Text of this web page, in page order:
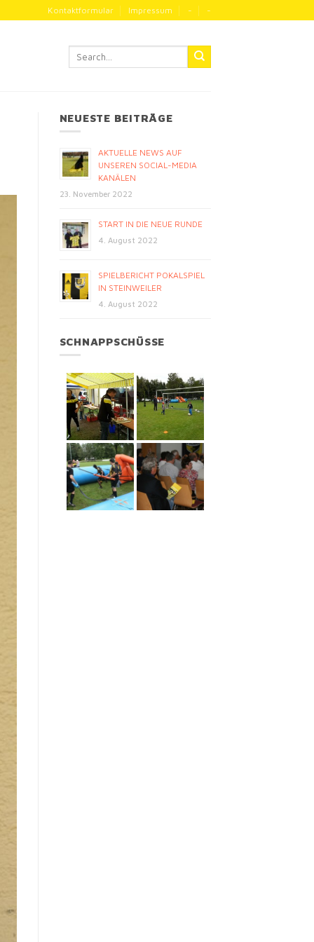
Kontaktformular Impressum - -
NEUESTE BEITRÄGE
AKTUELLE NEWS AUF
UNSEREN SOCIAL-MEDIA
KANÄLEN
23. November 2022
START IN DIE NEUE RUNDE
4. August 2022
SPIELBERICHT POKALSPIEL
IN STEINWEILER
4. August 2022
SCHNAPPSCHÜSSE